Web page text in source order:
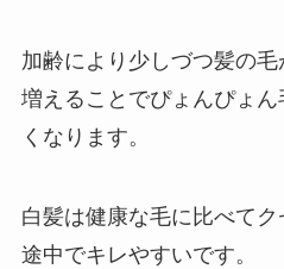
加齢により少しづつ髪の
増えることでぴょんぴょ
くなります。
白髪は健康な毛に比べてク
途中でキレやすいです。